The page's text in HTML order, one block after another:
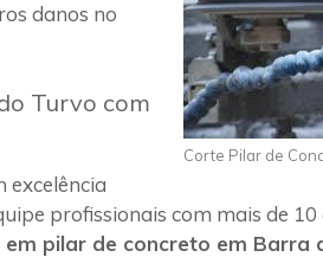
Corte Pilar de
danos no
Turvo com
excelência
profissionais com mais de
pilar de concreto em Barra